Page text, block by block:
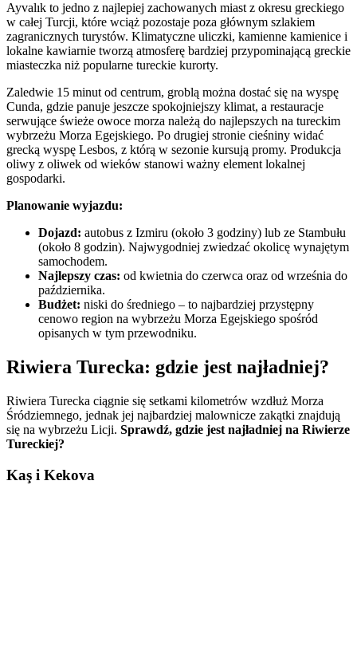
Ayvalık to jedno z najlepiej zachowanych miast z okresu greckiego
w całej Turcji, które wciąż pozostaje poza głównym szlakiem
zagranicznych turystów. Klimatyczne uliczki, kamienne kamienice i
lokalne kawiarnie tworzą atmosferę bardziej przypominającą greckie
miasteczka niż popularne tureckie kurorty.
Zaledwie 15 minut od centrum, groblą można dostać się na wyspę
Cunda, gdzie panuje jeszcze spokojniejszy klimat, a restauracje
serwujące świeże owoce morza należą do najlepszych na tureckim
wybrzeżu Morza Egejskiego. Po drugiej stronie cieśniny widać
grecką wyspę Lesbos, z którą w sezonie kursują promy. Produkcja
oliwy z oliwek od wieków stanowi ważny element lokalnej
gospodarki.
Planowanie wyjazdu:
Dojazd: autobus z Izmiru (około 3 godziny) lub ze Stambułu
(około 8 godzin). Najwygodniej zwiedzać okolicę wynajętym
samochodem.
Najlepszy czas: od kwietnia do czerwca oraz od września do
października.
Budżet: niski do średniego – to najbardziej przystępny
cenowo region na wybrzeżu Morza Egejskiego spośród
opisanych w tym przewodniku.
Riwiera Turecka: gdzie jest najładniej?
Riwiera Turecka ciągnie się setkami kilometrów wzdłuż Morza
Śródziemnego, jednak jej najbardziej malownicze zakątki znajdują
się na wybrzeżu Licji. Sprawdź, gdzie jest najładniej na Riwierze
Tureckiej?
Kaş i Kekova